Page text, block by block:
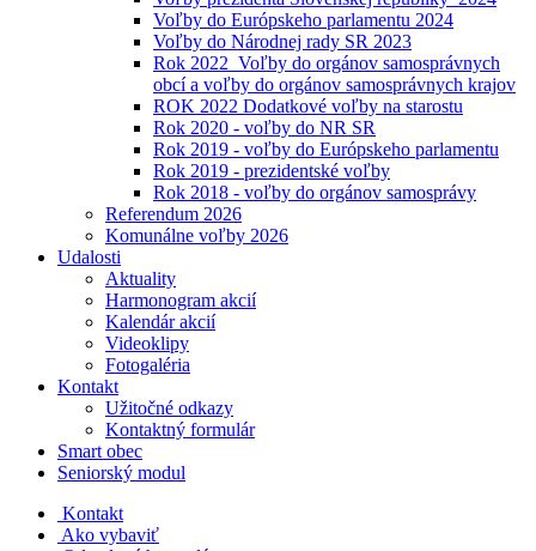
Voľby do Európskeho parlamentu 2024
Voľby do Národnej rady SR 2023
Rok 2022_Voľby do orgánov samosprávnych
obcí a voľby do orgánov samosprávnych krajov
ROK 2022 Dodatkové voľby na starostu
Rok 2020 - voľby do NR SR
Rok 2019 - voľby do Európskeho parlamentu
Rok 2019 - prezidentské voľby
Rok 2018 - voľby do orgánov samosprávy
Referendum 2026
Komunálne voľby 2026
Udalosti
Aktuality
Harmonogram akcií
Kalendár akcií
Videoklipy
Fotogaléria
Kontakt
Užitočné odkazy
Kontaktný formulár
Smart obec
Seniorský modul
Kontakt
Ako vybaviť